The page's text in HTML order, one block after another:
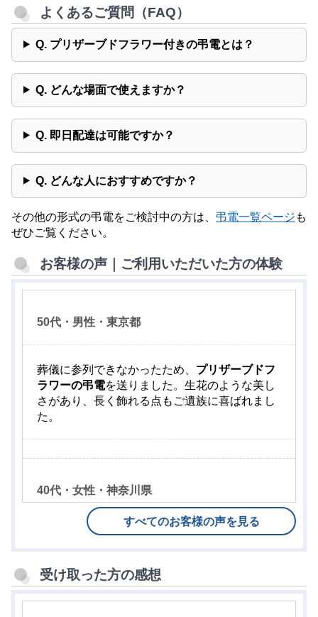
よくあるご質問（FAQ）
Q. プリザーブドフラワー付きの弔電とは？
Q. どんな場面で使えますか？
Q. 即日配達は可能ですか？
Q. どんな人におすすめですか？
その他の形式の弔電をご検討中の方は、 弔電一覧ページ も
ぜひご覧ください。
お客様の声｜ご利用いただいた方の体験
50代・男性・東京都
葬儀に参列できなかったため、 プリザーブドフ
ラワーの弔電を送りました。生花のような美し
さがあり、長く飾れる点もご遺族に喜ばれまし
た。
40代・女性・神奈川県
形式にとらわれず、想いのこもったお悔やみを
電報を選びました。とても丁寧な仕上がりで満
足です。
すべてのお客様の声を見る
受け取った方の感想